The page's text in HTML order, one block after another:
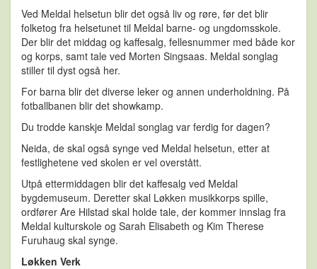
Ved Meldal helsetun blir det også liv og røre, før det blir
folketog fra helsetunet til Meldal barne- og ungdomsskole.
Der blir det middag og kaffesalg, fellesnummer med både kor
og korps, samt tale ved Morten Singsaas. Meldal songlag
stiller til dyst også her.
For barna blir det diverse leker og annen underholdning. På
fotballbanen blir det showkamp.
Du trodde kanskje Meldal songlag var ferdig for dagen?
Neida, de skal også synge ved Meldal helsetun, etter at
festlighetene ved skolen er vel overstått.
Utpå ettermiddagen blir det kaffesalg ved Meldal
bygdemuseum. Deretter skal Løkken musikkorps spille,
ordfører Are Hilstad skal holde tale, der kommer innslag fra
Meldal kulturskole og Sarah Elisabeth og Kim Therese
Furuhaug skal synge.
Løkken Verk